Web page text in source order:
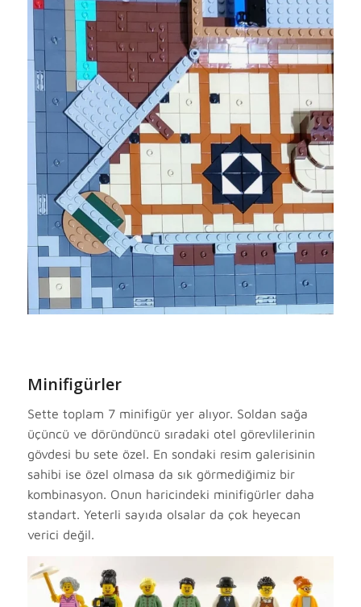
Minifigürler
Sette toplam 7 minifigür yer alıyor. Soldan sağa
üçüncü ve döründüncü sıradaki otel görevlilerinin
gövdesi bu sete özel. En sondaki resim galerisinin
sahibi ise özel olmasa da sık görmediğimiz bir
kombinasyon. Onun haricindeki minifigürler daha
standart. Yeterli sayıda olsalar da çok heyecan
verici değil.